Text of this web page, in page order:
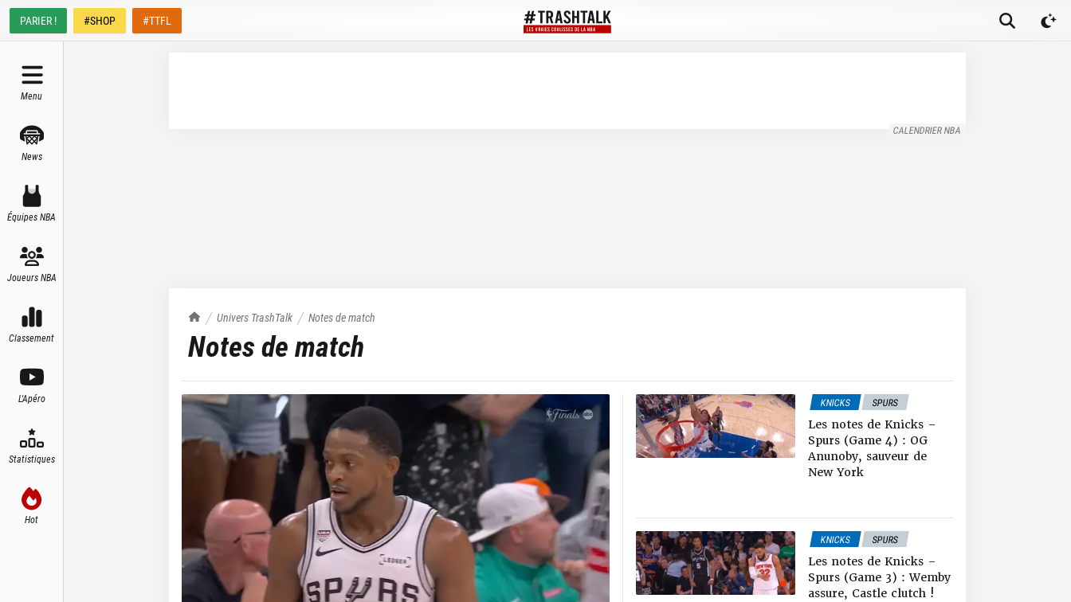
PARIER ! #SHOP #TTFL
Menu
News
Équipes NBA
Joueurs NBA
Classement
L'Apéro
Statistiques
Hot
CALENDRIER NBA
TrashTalk Actu NBA
Univers TrashTalk Notes de match
Notes de match
KNICKS
SPURS
NEWS NBA
NOTES DE MATCH
Les notes de Knicks –
Spurs (Game 4) : OG
Anunoby, sauveur de
New York
KNICKS
SPURS
NOTES DE MATCH
NEWS NBA
Les notes de Knicks –
Spurs (Game 3) : Wemby
assure, Castle clutch !